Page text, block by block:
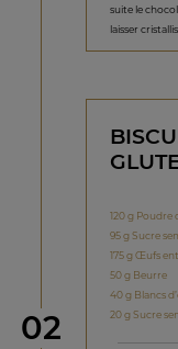
suite le
laisser
étape
02
120 g Poudre
95 g Sucre
175 g Œufs
50 g Beurre
40 g Blancs
20 g Sucre